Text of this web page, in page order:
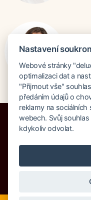
Pojištění
Nastavení
Webové stránky
optimalizaci dat a
"Přijmout vše"
předáním údajů o
reklamy na sociálních
webech. Svůj
kdykoliv odvolat.